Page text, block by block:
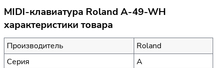
MIDI-клавиатура Roland A-49-WH
характеристики товара
Производитель
Roland
Серия
A